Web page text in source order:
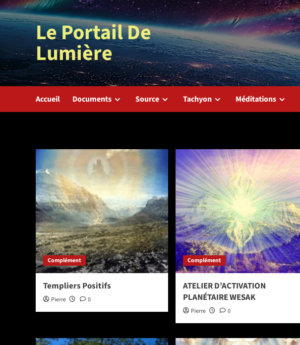
Aller
au
contenu
Le Portail De
Lumière
Accueil Documents Source Tachyon Méditations
Complément
Templiers Positifs
Pierre 0
Complément
ATELIER D’ACTIVATION
PLANÉTAIRE WESAK
Pierre 0